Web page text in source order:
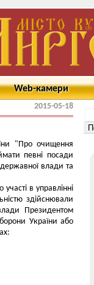
Web-камери
2015-05-18
"Про очищення
певні посади
влади та
в управлінні
здійснювали
Президентом
України або